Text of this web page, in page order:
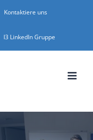
Kontaktiere uns
I3 LinkedIn Gruppe